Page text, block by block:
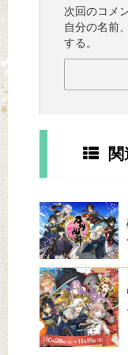
次回のコメ
自分の名前
する。
関